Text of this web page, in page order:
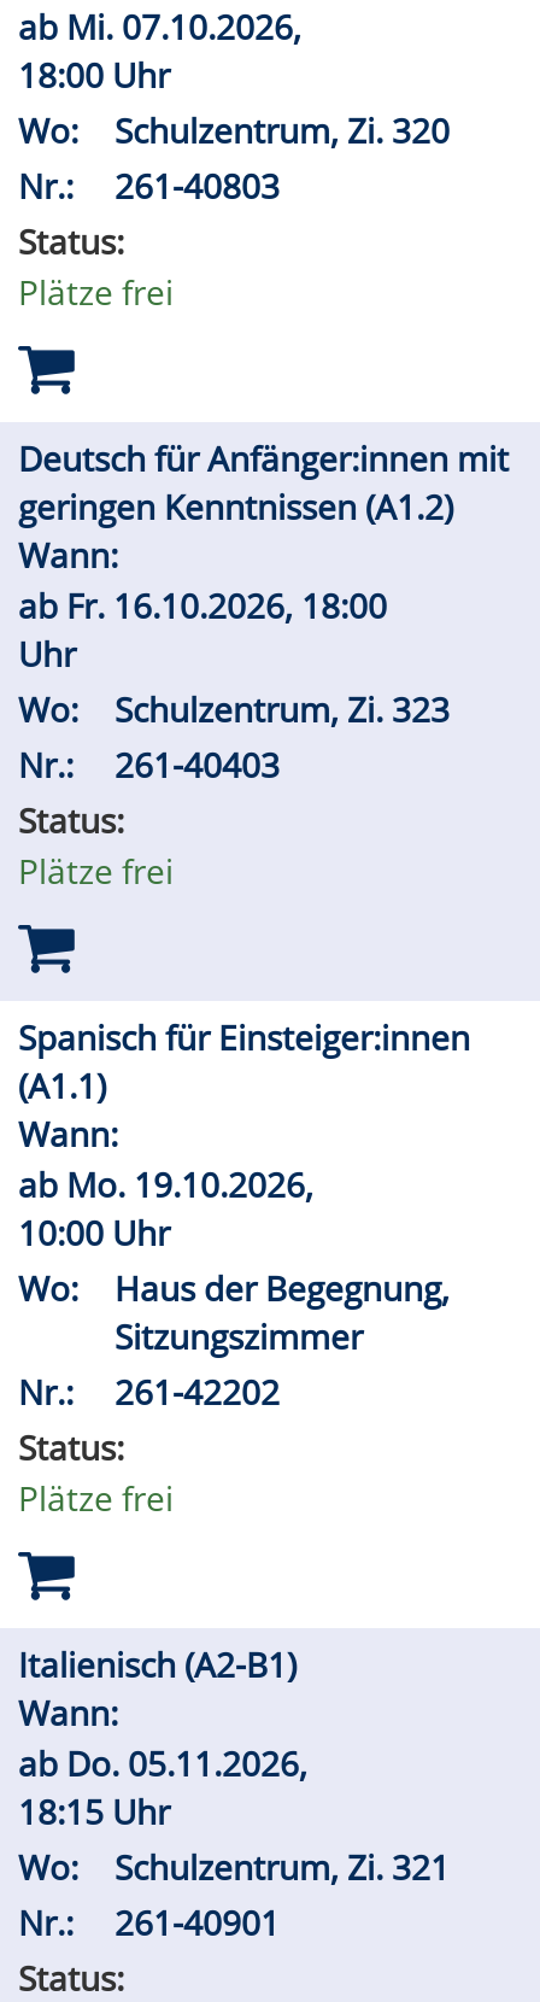
ab Mi. 07.10.2026,
18:00 Uhr
Wo:
Schulzentrum, Zi. 320
Nr.:
261-40803
Status:
Plätze frei
Deutsch für Anfänger:innen mit
geringen Kenntnissen (A1.2)
Wann:
ab Fr. 16.10.2026, 18:00
Uhr
Wo:
Schulzentrum, Zi. 323
Nr.:
261-40403
Status:
Plätze frei
Spanisch für Einsteiger:innen
(A1.1)
Wann:
ab Mo. 19.10.2026,
10:00 Uhr
Wo:
Haus der Begegnung,
Sitzungszimmer
Nr.:
261-42202
Status:
Plätze frei
Italienisch (A2-B1)
Wann:
ab Do. 05.11.2026,
18:15 Uhr
Wo:
Schulzentrum, Zi. 321
Nr.:
261-40901
Status: